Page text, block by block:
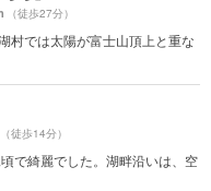
（徒歩27分）
村では太陽が富士山頂上と重な
（徒歩14分）
で綺麗でした。湖畔沿いは、空